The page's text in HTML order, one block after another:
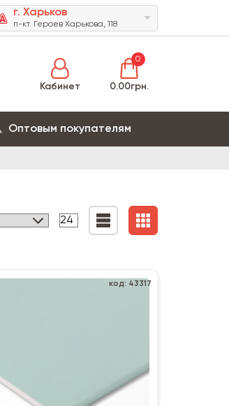
г. Харьков
п-кт. Героев Харькова, 118
Кабинет
0
0.00грн.
Оптовым покупателям
код: 43317